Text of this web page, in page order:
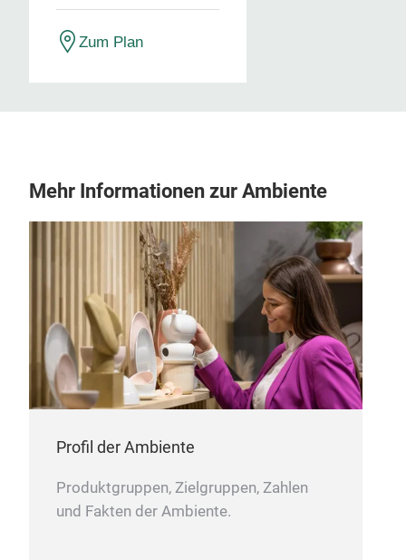
Zum Plan
Mehr Informationen zur Ambiente
Profil der Ambiente
Produktgruppen, Zielgruppen, Zahlen
und Fakten der Ambiente.